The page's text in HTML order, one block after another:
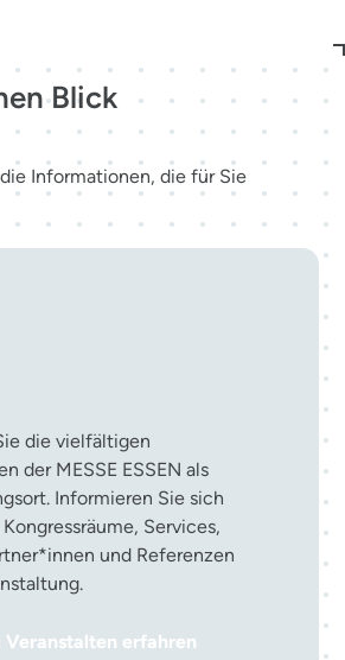
Blick
Informationen, die für Sie
die vielfältigen
der MESSE ESSEN als
Informieren Sie sich
Services,
und Referenzen
Veranstalten erfahren